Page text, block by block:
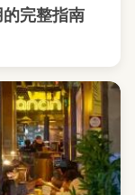
完整指南